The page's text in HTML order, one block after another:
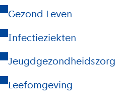
Gezond Leven
Infectieziekten
Jeugdgezondheidszorg
Leefomgeving